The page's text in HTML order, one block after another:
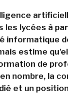
les lycées à
informatique
estime
de
nombre, la
et un